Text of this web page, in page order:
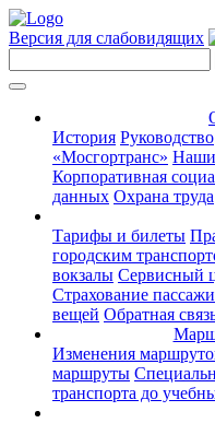
Версия для слабовидящих
История Руководство
«Мосгортранс» Наши
Корпоративная
данных Охрана труда
Тарифы и билеты
городским
вокзалы Сервисный
Страхование
вещей Обратная
Изменения
маршруты
транспорта до